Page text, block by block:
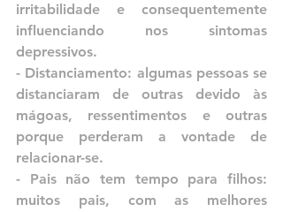
irritabilidade e consequentemente
influenciando nos sintomas
depressivos.
- Distanciamento: algumas pessoas se
distanciaram de outras devido às
mágoas, ressentimentos e outras
porque perderam a vontade de
relacionar-se.
- Pais não tem tempo para filhos:
muitos pais, com as melhores